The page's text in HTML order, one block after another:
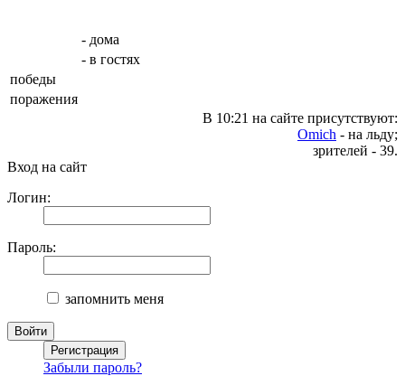
- дома
- в гостях
победы
поражения
В 10:21 на сайте присутствуют:
Omich - на льду;
зрителей - 39.
Вход на сайт
Логин:
Пароль:
запомнить меня
Забыли пароль?